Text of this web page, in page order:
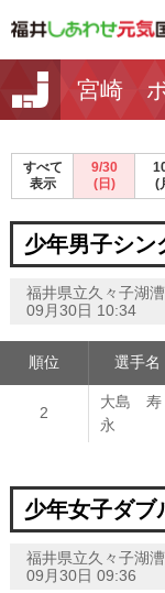
宮崎
すべて
表示
9/30
(日)
(
少年男子シン
福井県立久々子湖
09月30日 10:34
順位 選手名
2
大島 寿
永
少年女子ダブ
福井県立久々子湖
09月30日 09:36